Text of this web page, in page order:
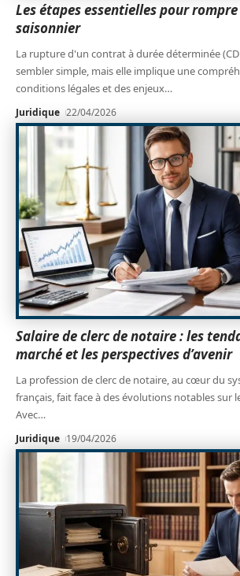
Les étapes essentielles pour
saisonnier
La rupture d'un contrat à durée déterminée
sembler simple, mais elle implique une
conditions légales et des enjeux…
Juridique 22/04/2026
Salaire de clerc de notaire : les
marché et les perspectives d’avenir
La profession de clerc de notaire, au cœur du
français, fait face à des évolutions notables sur
Avec…
Juridique 19/04/2026